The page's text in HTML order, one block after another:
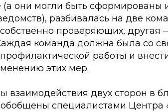
они могли быть сформированы
разбивалась на две
проверяющих, другая
команда должна была со
работы и
этих мер.
взаимодействия двух сторон в
специалистами Центра